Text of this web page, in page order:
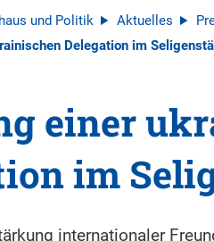
und Politik Aktuelles
Delegation im
einer
im
internationaler